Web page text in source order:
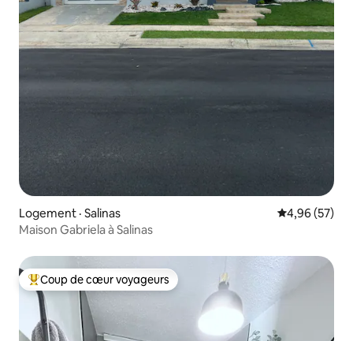
Logement · Salinas Note
4,96 (57)
Maison Gabriela à Salinas
Coup de cœur voyageurs parmi les plus aimés
Coup de cœur voyageurs